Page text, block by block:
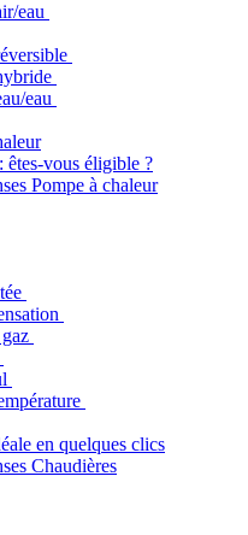
eau
eau
êtes-vous éligible ?
Pompe à chaleur
en quelques clics
Chaudières